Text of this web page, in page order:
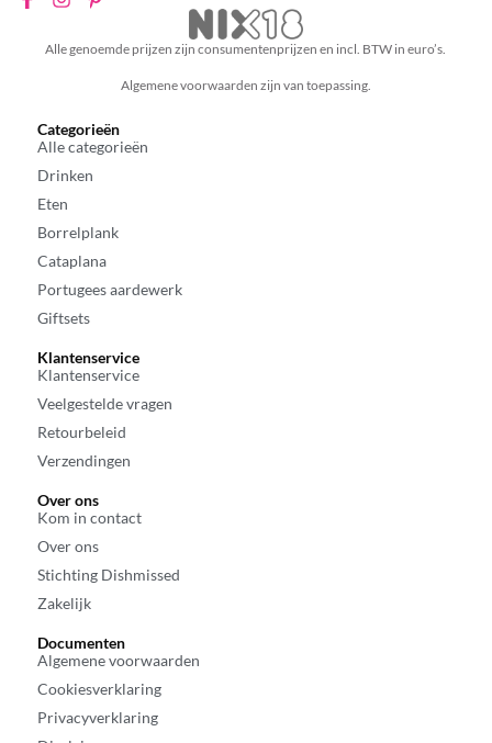
Alle genoemde prijzen zijn consumentenprijzen en incl. BTW in euro’s.
Algemene voorwaarden zijn van toepassing.
Categorieën
Alle categorieën
Drinken
Eten
Borrelplank
Cataplana
Portugees aardewerk
Giftsets
Klantenservice
Klantenservice
Veelgestelde vragen
Retourbeleid
Verzendingen
Over ons
Kom in contact
Over ons
Stichting Dishmissed
Zakelijk
Documenten
Algemene voorwaarden
Cookiesverklaring
Privacyverklaring